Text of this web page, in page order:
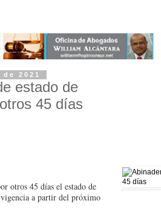
2021
estado de
45 días
otros 45 días el estado de
a partir del próximo